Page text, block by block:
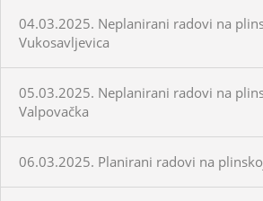
04.03.2025. Neplanirani radovi na
Vukosavljevica
05.03.2025. Neplanirani radovi na
Valpovačka
06.03.2025. Planirani radovi na